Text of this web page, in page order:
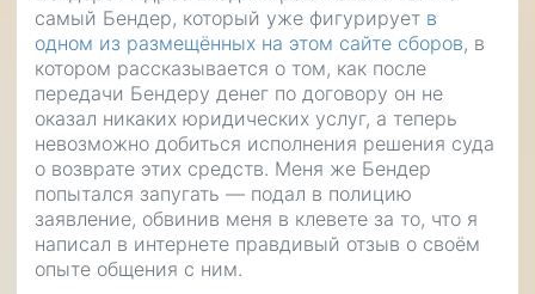
самый Бендер, который уже фигурирует в
одном из размещённых на этом сайте сборов, в
котором рассказывается о том, как после
передачи Бендеру денег по договору он не
оказал никаких юридических услуг, а теперь
невозможно добиться исполнения решения суда
о возврате этих средств. Меня же Бендер
попытался запугать — подал в полицию
заявление, обвинив меня в клевете за то, что я
написал в интернете правдивый отзыв о своём
опыте общения с ним.